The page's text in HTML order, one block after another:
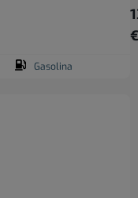
Gasolina